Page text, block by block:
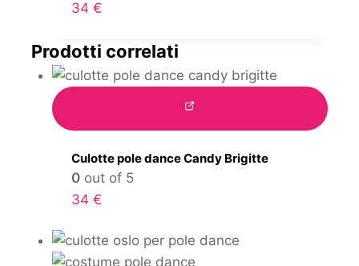
34 €
Prodotti correlati
Culotte pole dance Candy Brigitte
0out of 5
34 €